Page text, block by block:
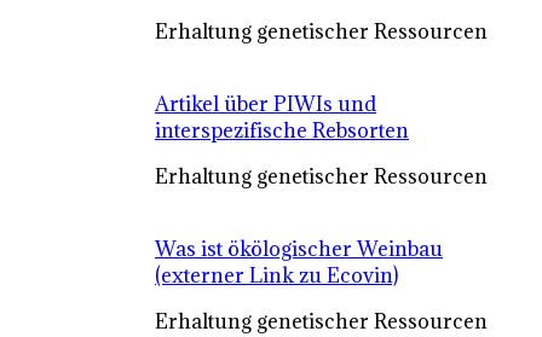
Erhaltung genetischer Ressourcen
Artikel über PIWIs und
interspezifische Rebsorten
Erhaltung genetischer Ressourcen
Was ist ökölogischer Weinbau
(externer Link zu Ecovin)
Erhaltung genetischer Ressourcen